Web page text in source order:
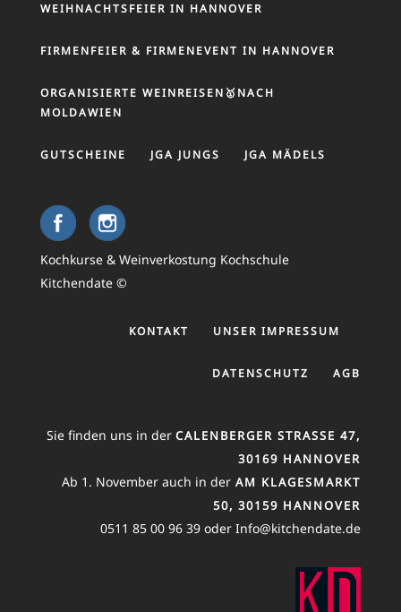
WEIHNACHTSFEIER IN HANNOVER
FIRMENFEIER & FIRMENEVENT IN HANNOVER
ORGANISIERTE WEINREISEN🥇NACH
MOLDAWIEN
GUTSCHEINE JGA JUNGS JGA MÄDELS
Kochkurse & Weinverkostung Kochschule
Kitchendate ©
KONTAKT UNSER IMPRESSUM
DATENSCHUTZ AGB
Sie finden uns in der CALENBERGER STRASSE 47, 3
0169 HANNOVER
Ab 1. November auch in der AM KLAGESMARKT
50, 30159 HANNOVER
0511 85 00 96 39 oder Info@kitchendate.de